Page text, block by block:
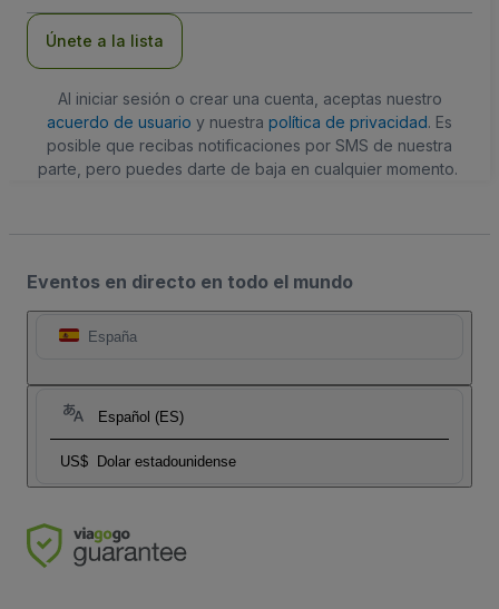
Únete a la lista
Al iniciar sesión o crear una cuenta, aceptas nuestro
acuerdo de usuario y nuestra política de privacidad. Es
posible que recibas notificaciones por SMS de nuestra
parte, pero puedes darte de baja en cualquier momento.
Eventos en directo en todo el mundo
España
Español (ES)
US$ Dolar estadounidense